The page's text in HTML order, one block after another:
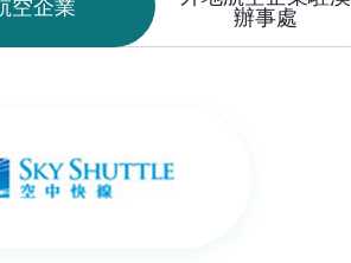
空企業 辦事處